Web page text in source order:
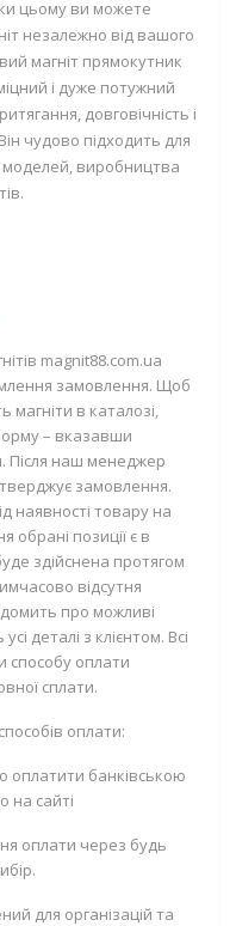
цьому ви можете
незалежно від вашого
магніт прямокутник
і дуже потужний
довговічність і
чудово підходить для
моделей, виробництва
magnit88.com.ua
замовлення. Щоб
магніти в каталозі,
– вказавши
Після наш менеджер
замовлення.
наявності товару на
позиції є в
здійснена протягом
відсутня
про можливі
деталі з клієнтом. Всі
способу оплати
сплати.
оплати:
оплатити банківською
на сайті
оплати через будь
для організацій та